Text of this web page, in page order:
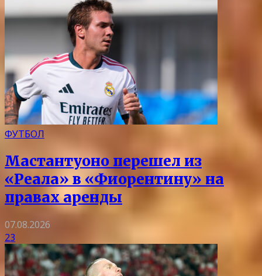
ФУТБОЛ
Мастантуоно перешел из
«Реала» в «Фиорентину» на
правах аренды
07.08.2026
23